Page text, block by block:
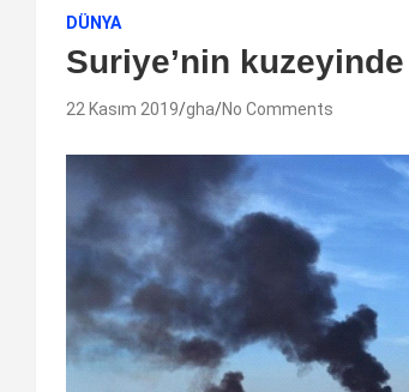
DÜNYA
Suriye’nin
22 Kasım 2019 gha No Comments